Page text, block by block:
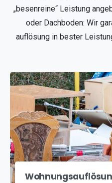
„besenreine“ Leistung
oder Dachboden: Wir
auflösung in bester